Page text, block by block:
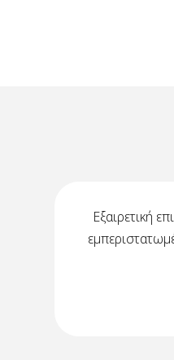
Εξαιρετική